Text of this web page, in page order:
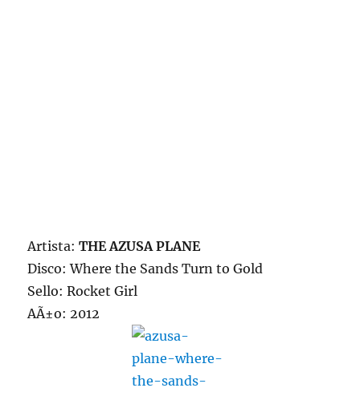
Artista:THE AZUSA PLANE
Disco: Where the Sands Turn to Gold
Sello: Rocket Girl
AÃ±o: 2012